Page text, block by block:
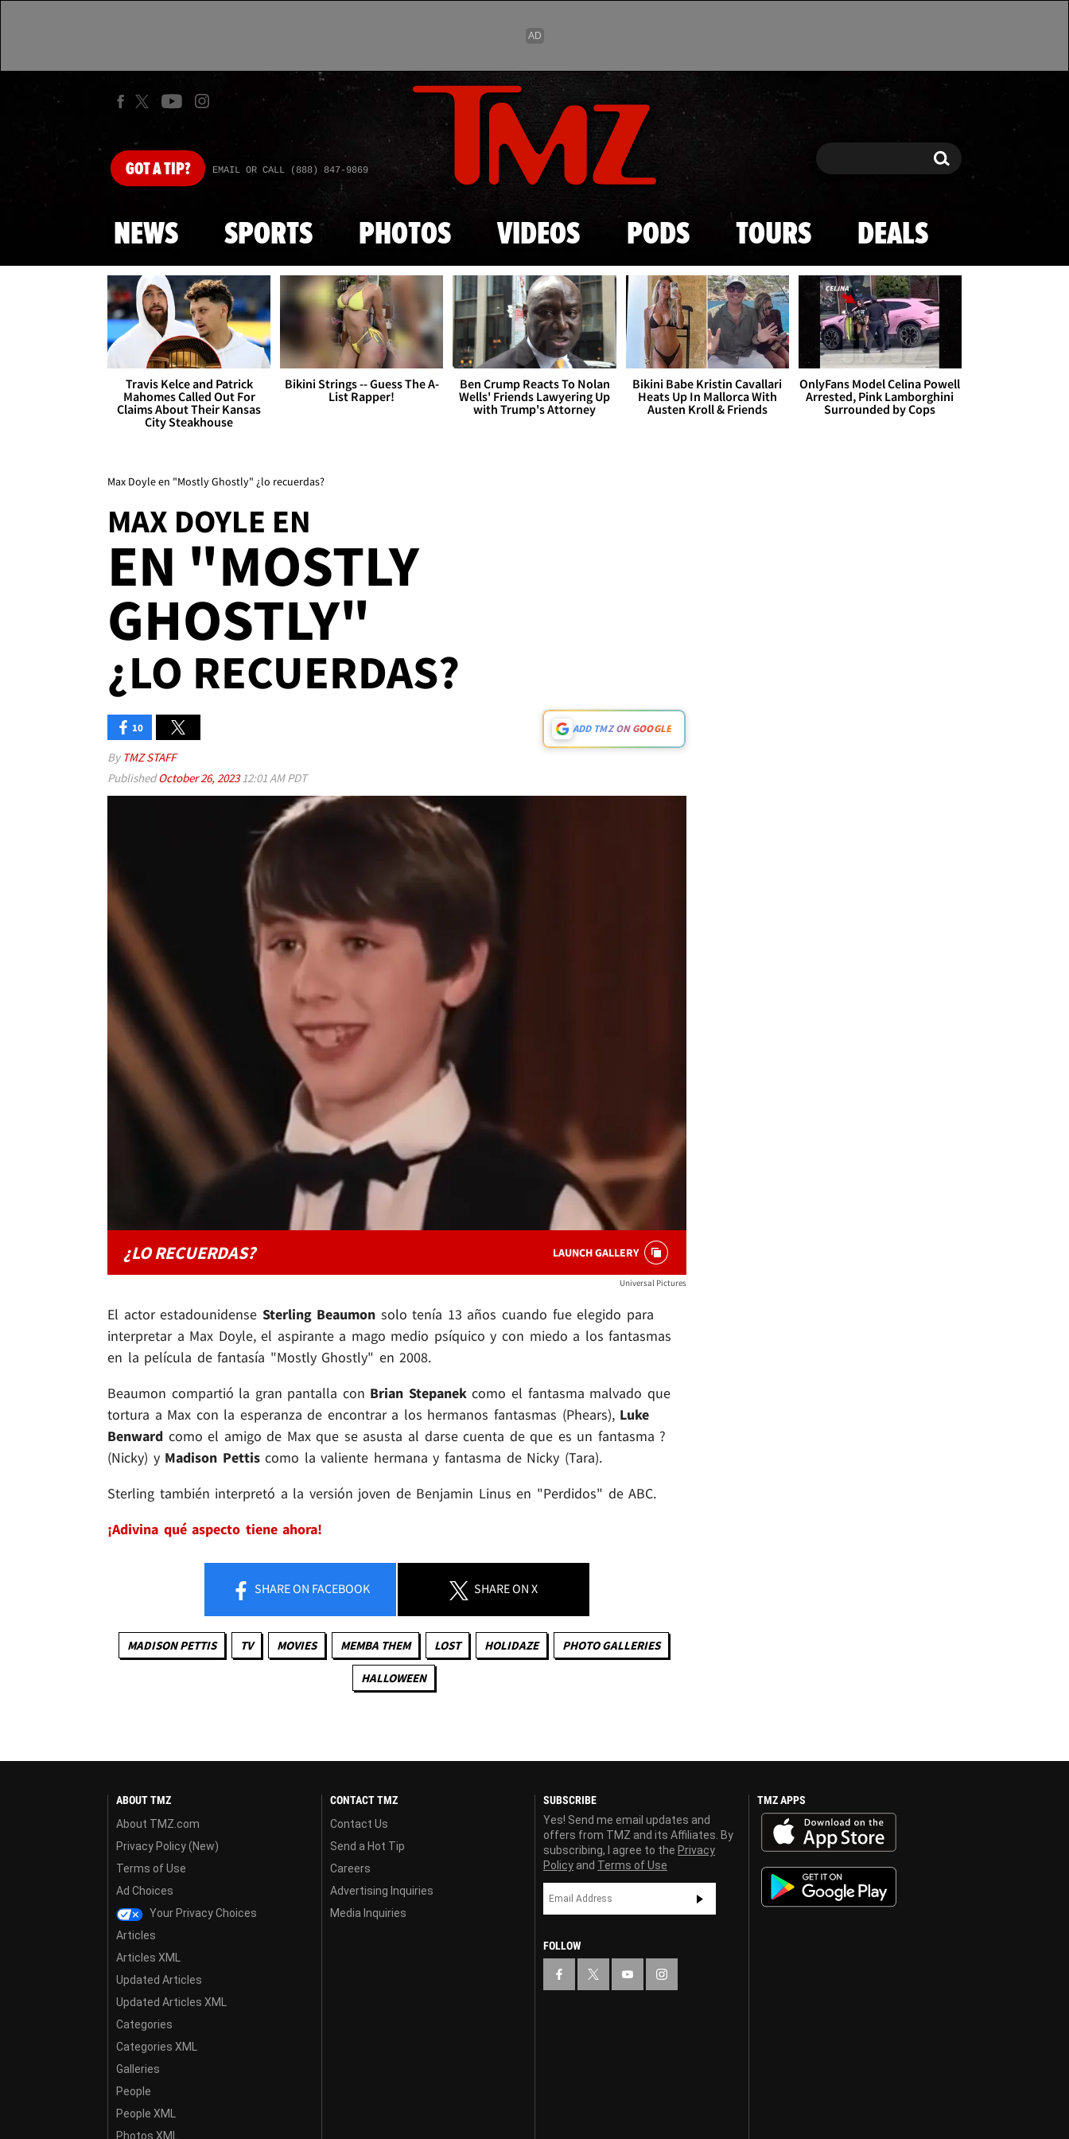
Skip to main content
GOTA TIP? EMAIL OR CALL (888) 847-9869 Search Search
NEWS SPORTS PHOTOS VIDEOS PODS TOURS DEALS
Travis Kelce and Patrick
Mahomes Called Out For
Claims About Their Kansas
City Steakhouse
Bikini Strings -- Guess The A-
List Rapper!
Ben Crump Reacts To Nolan
Wells' Friends Lawyering Up
with Trump's Attorney
Bikini Babe Kristin Cavallari
Heats Up In Mallorca With
Austen Kroll & Friends
OnlyFans Model Celina Powell
Arrested, Pink Lamborghini
Surrounded by Cops
Max Doyle en "Mostly Ghostly" ¿lo recuerdas?
MAX DOYLE EN
EN "MOSTLY
GHOSTLY"
¿LO RECUERDAS?
10 ADD TMZ ON GOOGLE
By TMZ STAFF
PublishedOctober 26, 202312:01 AM PDT
¿LO RECUERDAS? LAUNCH GALLERY
Universal Pictures
El actor estadounidense Sterling Beaumon solo tenía 13 años cuando fue elegido para
interpretar a Max Doyle, el aspirante a mago medio psíquico y con miedo a los fantasmas
en la película de fantasía "Mostly Ghostly" en 2008.
Beaumon compartió la gran pantalla con Brian Stepanekcomo el fantasma malvado que
tortura a Max con la esperanza de encontrar a los hermanos fantasmas (Phears), Luke
Benward como el amigo de Max que se asusta al darse cuenta de que es un fantasma ?
(Nicky) y Madison Pettiscomo la valiente hermana y fantasma de Nicky (Tara).
Sterling también interpretó a la versión joven de Benjamin Linus en "Perdidos" de ABC.
¡Adivina qué aspecto tiene ahora!
SHAREON FACEBOOK SHAREON X
MADISON PETTIS TV MOVIES MEMBA THEM LOST HOLIDAZE PHOTO GALLERIES
HALLOWEEN
ABOUT TMZ
About TMZ.com
Privacy Policy (New)
Terms of Use
Ad Choices
Your Privacy Choices
Articles
Articles XML
Updated Articles
Updated Articles XML
Categories
Categories XML
Galleries
People
People XML
Photos XML
CONTACT TMZ
Contact Us
Send a Hot Tip
Careers
Advertising Inquiries
Media Inquiries
SUBSCRIBE
Yes! Send me email updates and
offers from TMZ and its Affiliates. By
subscribing, I agree to the Privacy
Policy and Terms of Use
FOLLOW
TMZ APPS